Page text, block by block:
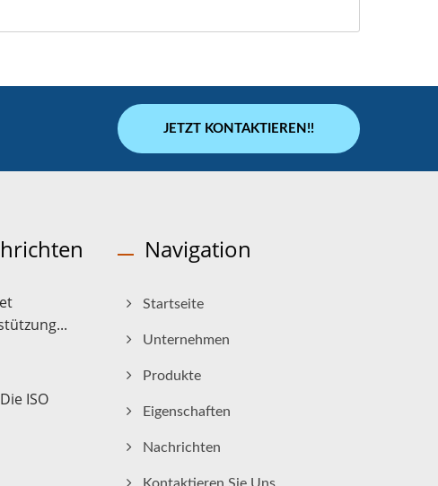
JETZT KONTAKTIEREN!!
ISO
Navigation
Startseite
Unternehmen
Produkte
Eigenschaften
Nachrichten